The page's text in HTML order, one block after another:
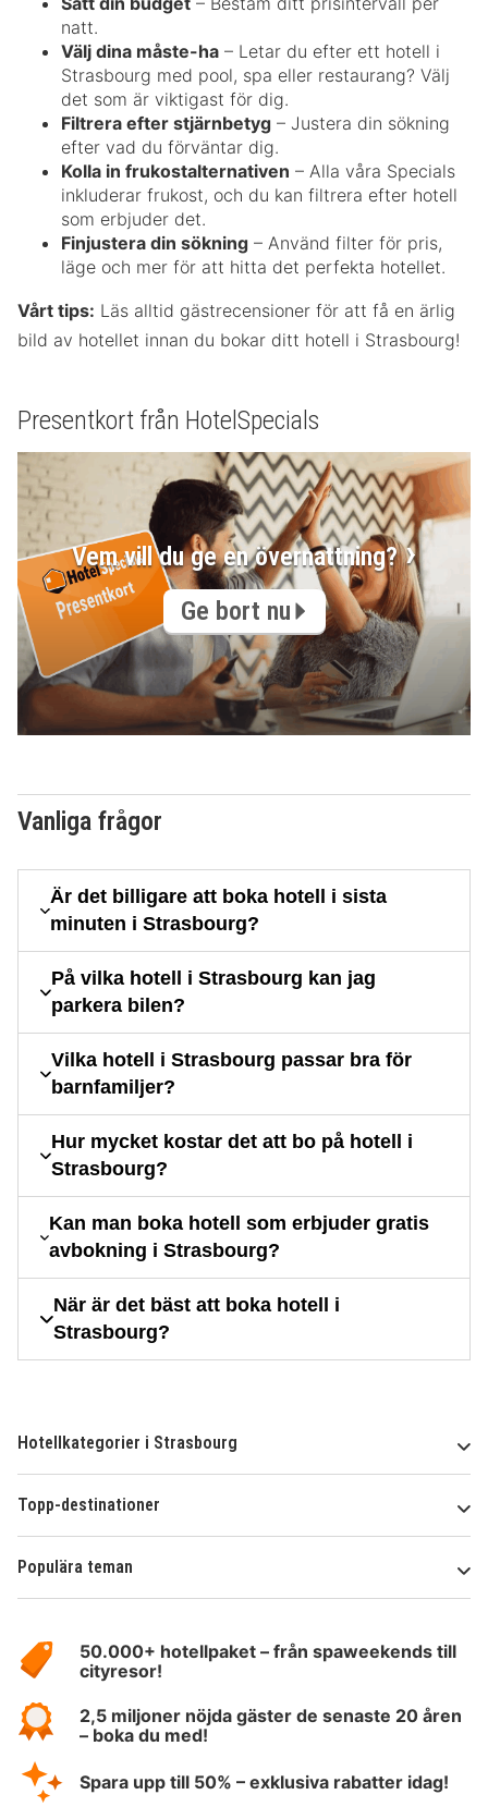
natt.
Välj dina måste-ha – Letar du efter ett hotell i
Strasbourg med pool, spa eller restaurang? Välj
det som är viktigast för dig.
Filtrera efter stjärnbetyg – Justera din sökning
efter vad du förväntar dig.
Kolla in frukostalternativen – Alla våra Specials
inkluderar frukost, och du kan filtrera efter hotell
som erbjuder det.
Finjustera din sökning – Använd filter för pris,
läge och mer för att hitta det perfekta hotellet.
Vårt tips: Läs alltid gästrecensioner för att få en ärlig
bild av hotellet innan du bokar ditt hotell i Strasbourg!
Presentkort från HotelSpecials
Vem vill du ge en övernattning?
Ge bort nu
Vanliga frågor
Är det billigare att boka hotell i sista
minuten i Strasbourg?
På vilka hotell i Strasbourg kan jag
parkera bilen?
Vilka hotell i Strasbourg passar bra för
barnfamiljer?
Hur mycket kostar det att bo på hotell i
Strasbourg?
Kan man boka hotell som erbjuder gratis
avbokning i Strasbourg?
När är det bäst att boka hotell i
Strasbourg?
Hotellkategorier i Strasbourg
Topp-destinationer
Populära teman
HotelSpecials50.000+ hotellpaket – från spaweekends till
cityresor!
2,5 miljoner nöjda gäster de senaste 20 åren
– boka du med!
Spara upp till 50% – exklusiva rabatter idag!